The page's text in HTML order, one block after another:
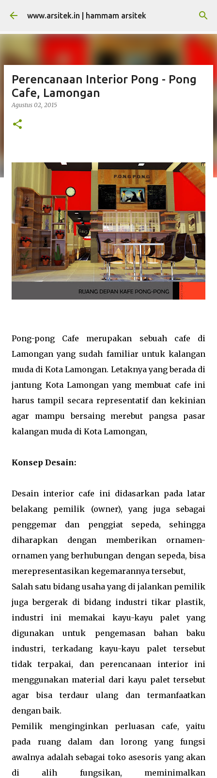
Langsung ke konten utama
www.arsitek.in | hammam arsitek
Perencanaan Interior Pong - Pong
Cafe, Lamongan
Agustus 02, 2015
Pong-pong Cafe merupakan sebuah cafe di
Lamongan yang sudah familiar untuk kalangan
muda di Kota Lamongan. Letaknya yang berada di
jantung Kota Lamongan yang membuat cafe ini
harus tampil secara representatif dan kekinian
agar mampu bersaing merebut pangsa pasar
kalangan muda di Kota Lamongan,
Konsep Desain:
Desain interior cafe ini didasarkan pada latar
belakang pemilik (owner), yang juga sebagai
penggemar dan penggiat sepeda, sehingga
diharapkan dengan memberikan ornamen-
ornamen yang berhubungan dengan sepeda, bisa
merepresentasikan kegemarannya tersebut,
Salah satu bidang usaha yang di jalankan pemilik
juga bergerak di bidang industri tikar plastik,
industri ini memakai kayu-kayu palet yang
digunakan untuk pengemasan bahan baku
industri, terkadang kayu-kayu palet tersebut
tidak terpakai, dan perencanaan interior ini
menggunakan material dari kayu palet tersebut
agar bisa terdaur ulang dan termanfaatkan
dengan baik.
Pemilik menginginkan perluasan cafe, yaitu
pada ruang dalam dan lorong yang fungsi
awalnya adalah sebagai toko asesoris yang akan
di alih fungsikan, meminimalkan